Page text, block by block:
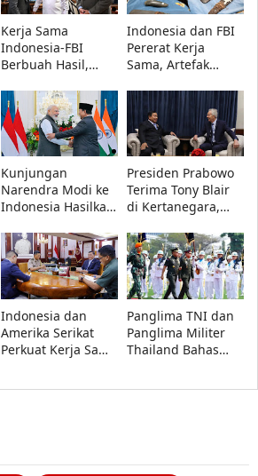
Kerja Sama
Indonesia-FBI
Berbuah Hasil,
Papua yang Dicuri
Berhasil
Dipulangkan
Indonesia dan FBI
Pererat Kerja
Sama, Artefak
Resmi Dipulangkan
Kunjungan
Narendra Modi ke
Indonesia Hasilkan
dari Teknologi
hingga Antariksa
Presiden Prabowo
Terima Tony Blair
di Kertanegara,
Global
Indonesia dan
Amerika Serikat
Perkuat Kerja Sama
Panglima TNI dan
Panglima Militer
Thailand Bahas